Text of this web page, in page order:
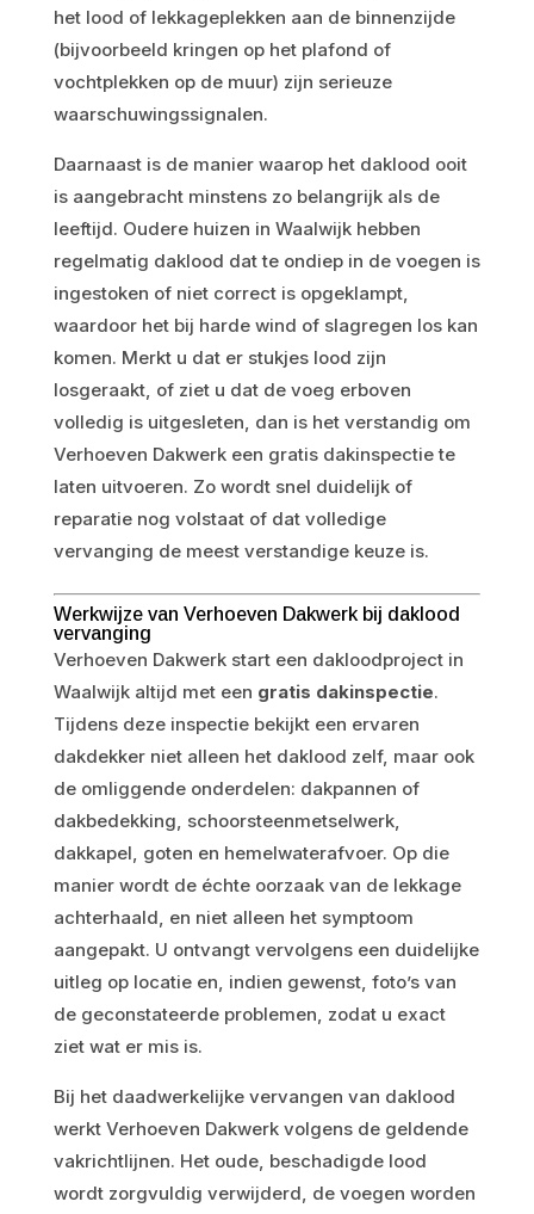
het lood of lekkageplekken aan de binnenzijde
(bijvoorbeeld kringen op het plafond of
vochtplekken op de muur) zijn serieuze
waarschuwingssignalen.
Daarnaast is de manier waarop het daklood ooit
is aangebracht minstens zo belangrijk als de
leeftijd. Oudere huizen in Waalwijk hebben
regelmatig daklood dat te ondiep in de voegen is
ingestoken of niet correct is opgeklampt,
waardoor het bij harde wind of slagregen los kan
komen. Merkt u dat er stukjes lood zijn
losgeraakt, of ziet u dat de voeg erboven
volledig is uitgesleten, dan is het verstandig om
Verhoeven Dakwerk een gratis dakinspectie te
laten uitvoeren. Zo wordt snel duidelijk of
reparatie nog volstaat of dat volledige
vervanging de meest verstandige keuze is.
Werkwijze van Verhoeven Dakwerk bij daklood
vervanging
Verhoeven Dakwerk start een dakloodproject in
Waalwijk altijd met een gratis dakinspectie.
Tijdens deze inspectie bekijkt een ervaren
dakdekker niet alleen het daklood zelf, maar ook
de omliggende onderdelen: dakpannen of
dakbedekking, schoorsteenmetselwerk,
dakkapel, goten en hemelwaterafvoer. Op die
manier wordt de échte oorzaak van de lekkage
achterhaald, en niet alleen het symptoom
aangepakt. U ontvangt vervolgens een duidelijke
uitleg op locatie en, indien gewenst, foto’s van
de geconstateerde problemen, zodat u exact
ziet wat er mis is.
Bij het daadwerkelijke vervangen van daklood
werkt Verhoeven Dakwerk volgens de geldende
vakrichtlijnen. Het oude, beschadigde lood
wordt zorgvuldig verwijderd, de voegen worden